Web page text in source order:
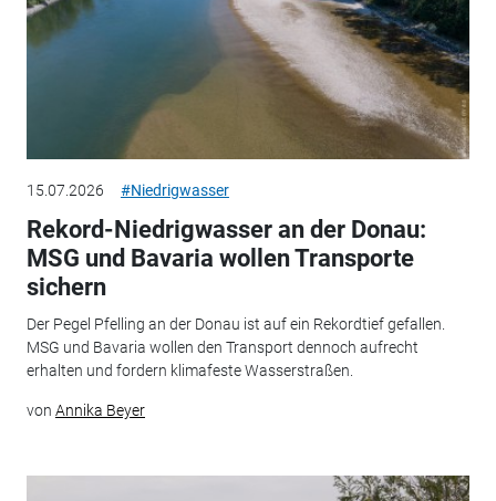
15.07.2026 #Niedrigwasser
Rekord-Niedrigwasser an der Donau:
MSG und Bavaria wollen Transporte
sichern
Der Pegel Pfelling an der Donau ist auf ein Rekordtief gefallen.
MSG und Bavaria wollen den Transport dennoch aufrecht
erhalten und fordern klimafeste Wasserstraßen.
von Annika Beyer